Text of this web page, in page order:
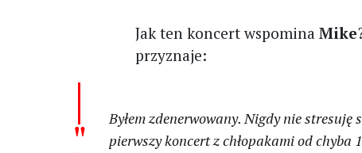
Jak ten koncert wspominaMike
przyznaje:
Byłem zdenerwowany. Nigdy nie
pierwszy koncert z chłopakami od